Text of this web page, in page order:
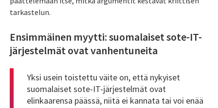
tarkastelun.
Ensimmäinen myytti: suomalaiset sote-IT-
järjestelmät ovat vanhentuneita
Yksi usein toistettu väite on, että nykyiset
suomalaiset sote-IT-järjestelmät ovat
elinkaarensa päässä, niitä ei kannata tai voi enää